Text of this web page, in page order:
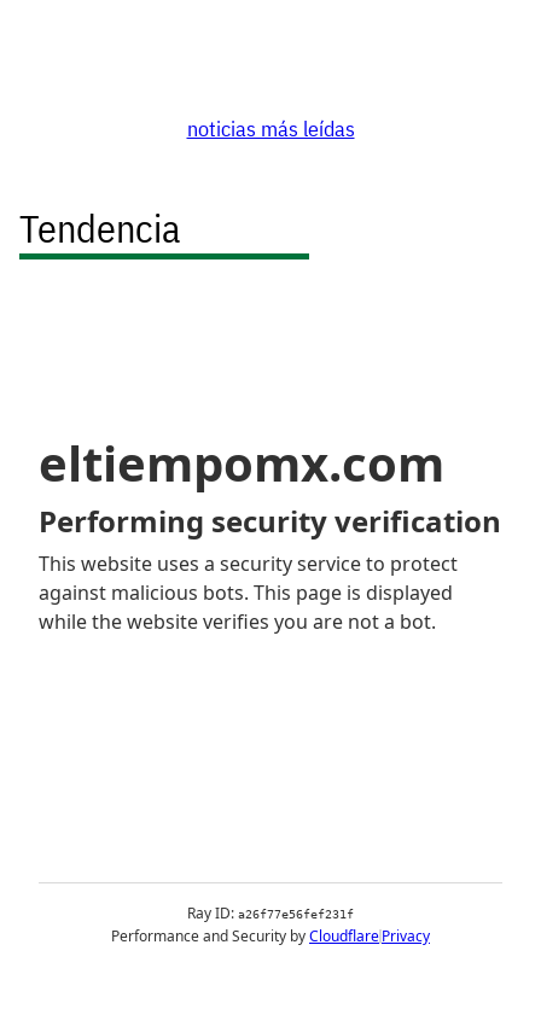
noticias más leídas
Tendencia